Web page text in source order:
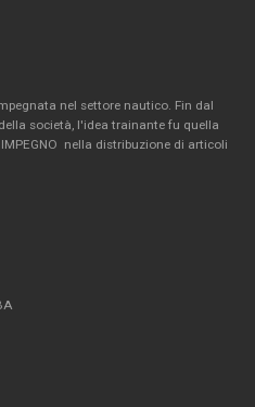
nel settore nautico. Fin dal
società, l'idea trainante fu quella
IMPEGNO nella distribuzione di articoli